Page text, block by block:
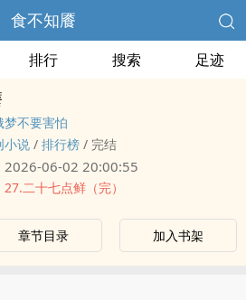
食不知餍
排行 搜索 足迹
梦不要害怕
小说 / 排行榜 / 完结
2026-06-02 20:00:55
27.二十七点鲜（完）
章节目录 加入书架